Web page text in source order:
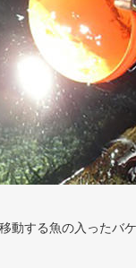
動する魚の入ったバ